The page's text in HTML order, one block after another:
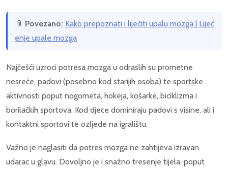
📎 Povezano: Kako prepoznati i liječiti upalu mozga | Liječ
enje upale mozga
Najčešći uzroci potresa mozga u odraslih su prometne
nesreće, padovi (posebno kod starijih osoba) te sportske
aktivnosti poput nogometa, hokeja, košarke, biciklizma i
borilačkih sportova. Kod djece dominiraju padovi s visine, ali i
kontaktni sportovi te ozljede na igralištu.
Važno je naglasiti da potres mozga ne zahtijeva izravan
udarac u glavu. Dovoljno je i snažno tresenje tijela, poput